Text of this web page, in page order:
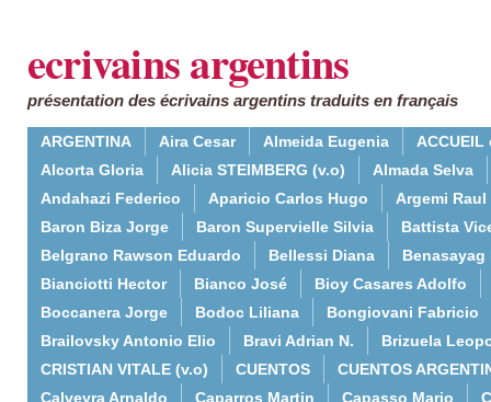
ecrivains argentins
présentation des écrivains argentins traduits en français
ARGENTINA Aira Cesar Almeida Eugenia
ACCUEIL
Alcorta Gloria
Alicia STEIMBERG (v.o)
Almada Selva
Andahazi Federico
Aparicio Carlos Hugo
Argemi Raul
Baron Biza Jorge
Baron Supervielle Silvia
Battista
Belgrano Rawson Eduardo
Bellessi Diana
Benasayag
Bianciotti Hector
Bianco José
Bioy Casares Adolfo
Boccanera Jorge
Bodoc Liliana
Bongiovani Fabricio
Brailovsky Antonio Elio
Bravi Adrian N.
Brizuela
CRISTIAN VITALE (v.o)
CUENTOS
CUENTOS
Calveyra Arnaldo
Caparros Martin Capasso Mario